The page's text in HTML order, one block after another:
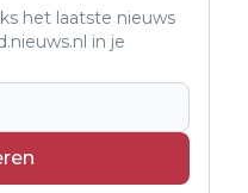
het laatste nieuws
in je